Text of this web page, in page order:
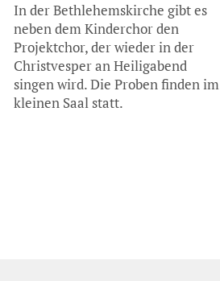
In der Bethlehemskirche gibt es
neben dem Kinderchor den
Projektchor, der wieder in der
Christvesper an Heiligabend
singen wird. Die Proben finden im
kleinen Saal statt.